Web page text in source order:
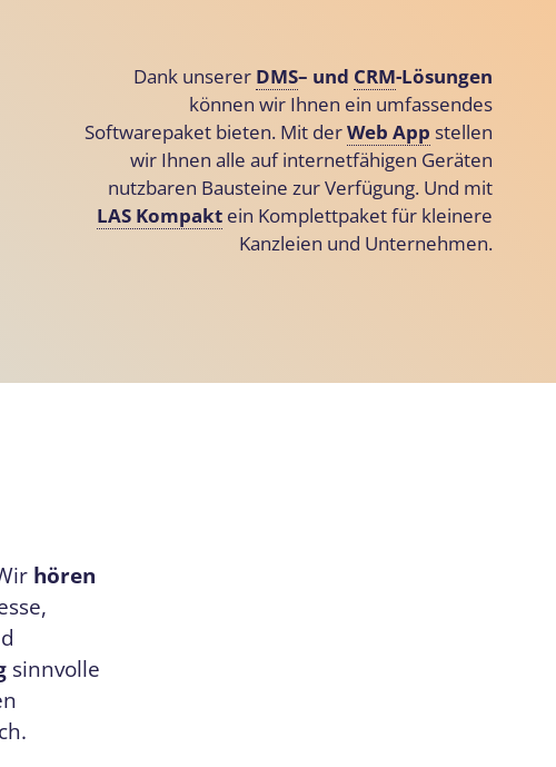
Dank unserer DMS– und CRM-Lösungen
können wir Ihnen ein umfassendes
Softwarepaket bieten. Mit derWeb App stellen
wir Ihnen alle auf internetfähigen Geräten
nutzbaren Bausteine zur Verfügung. Und mit
LAS Kompaktein Komplettpaket für kleinere
Kanzleien und Unternehmen.
hören
sinnvolle